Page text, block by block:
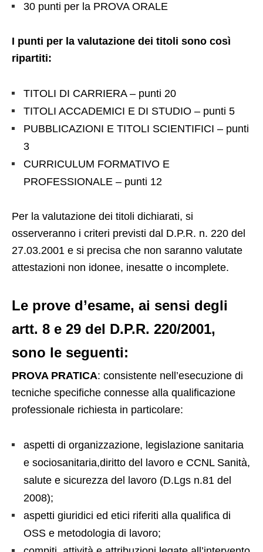
30 punti per la PROVA ORALE
I punti per la valutazione dei titoli sono così
ripartiti:
TITOLI DI CARRIERA – punti 20
TITOLI ACCADEMICI E DI STUDIO – punti 5
PUBBLICAZIONI E TITOLI SCIENTIFICI – punti
3
CURRICULUM FORMATIVO E
PROFESSIONALE – punti 12
Per la valutazione dei titoli dichiarati, si
osserveranno i criteri previsti dal D.P.R. n. 220 del
27.03.2001 e si precisa che non saranno valutate
attestazioni non idonee, inesatte o incomplete.
Le prove d’esame, ai sensi degli
artt. 8 e 29 del D.P.R. 220/2001,
sono le seguenti:
PROVA PRATICA: consistente nell’esecuzione di
tecniche specifiche connesse alla qualificazione
professionale richiesta in particolare:
aspetti di organizzazione, legislazione sanitaria
e sociosanitaria,diritto del lavoro e CCNL Sanità,
salute e sicurezza del lavoro (D.Lgs n.81 del
2008);
aspetti giuridici ed etici riferiti alla qualifica di
OSS e metodologia di lavoro;